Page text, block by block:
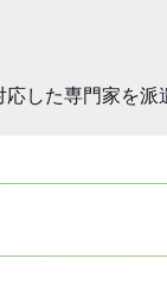
した専門家を